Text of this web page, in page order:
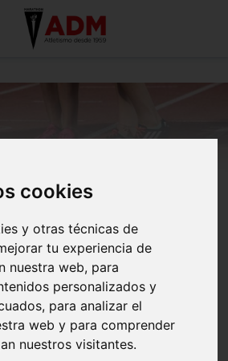
cookies
y otras técnicas de
tu experiencia de
nuestra web, para
personalizados y
para analizar el
web y para comprender
nuestros visitantes.
DE PRIVACIDAD
encontrará Ud. información
de sus datos de carácter personal
empresa Agrupación Deportiva
su consentimiento, de
vigente en cada momento.